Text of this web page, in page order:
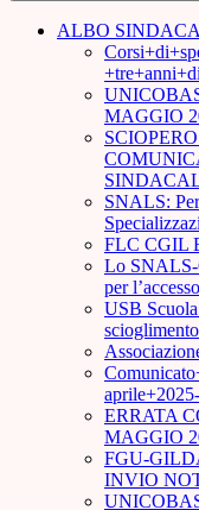
ALBO
MAGGIO
SNALS:
FLC CGIL
Lo SNALS-
per
USB
ERRATA
MAGGIO
FGU-
INVIO